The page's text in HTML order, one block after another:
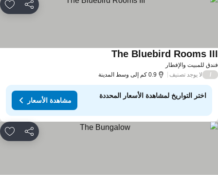
مشاركة
للمبيت والإفطار
The Bluebird Rooms
لا يوجد تصنيف 0.9 كم إلى وسط المدينة
اختر التواريخ لمشاهدة الأسعار المحددة
مشاهدة الأسعار
مشاركة